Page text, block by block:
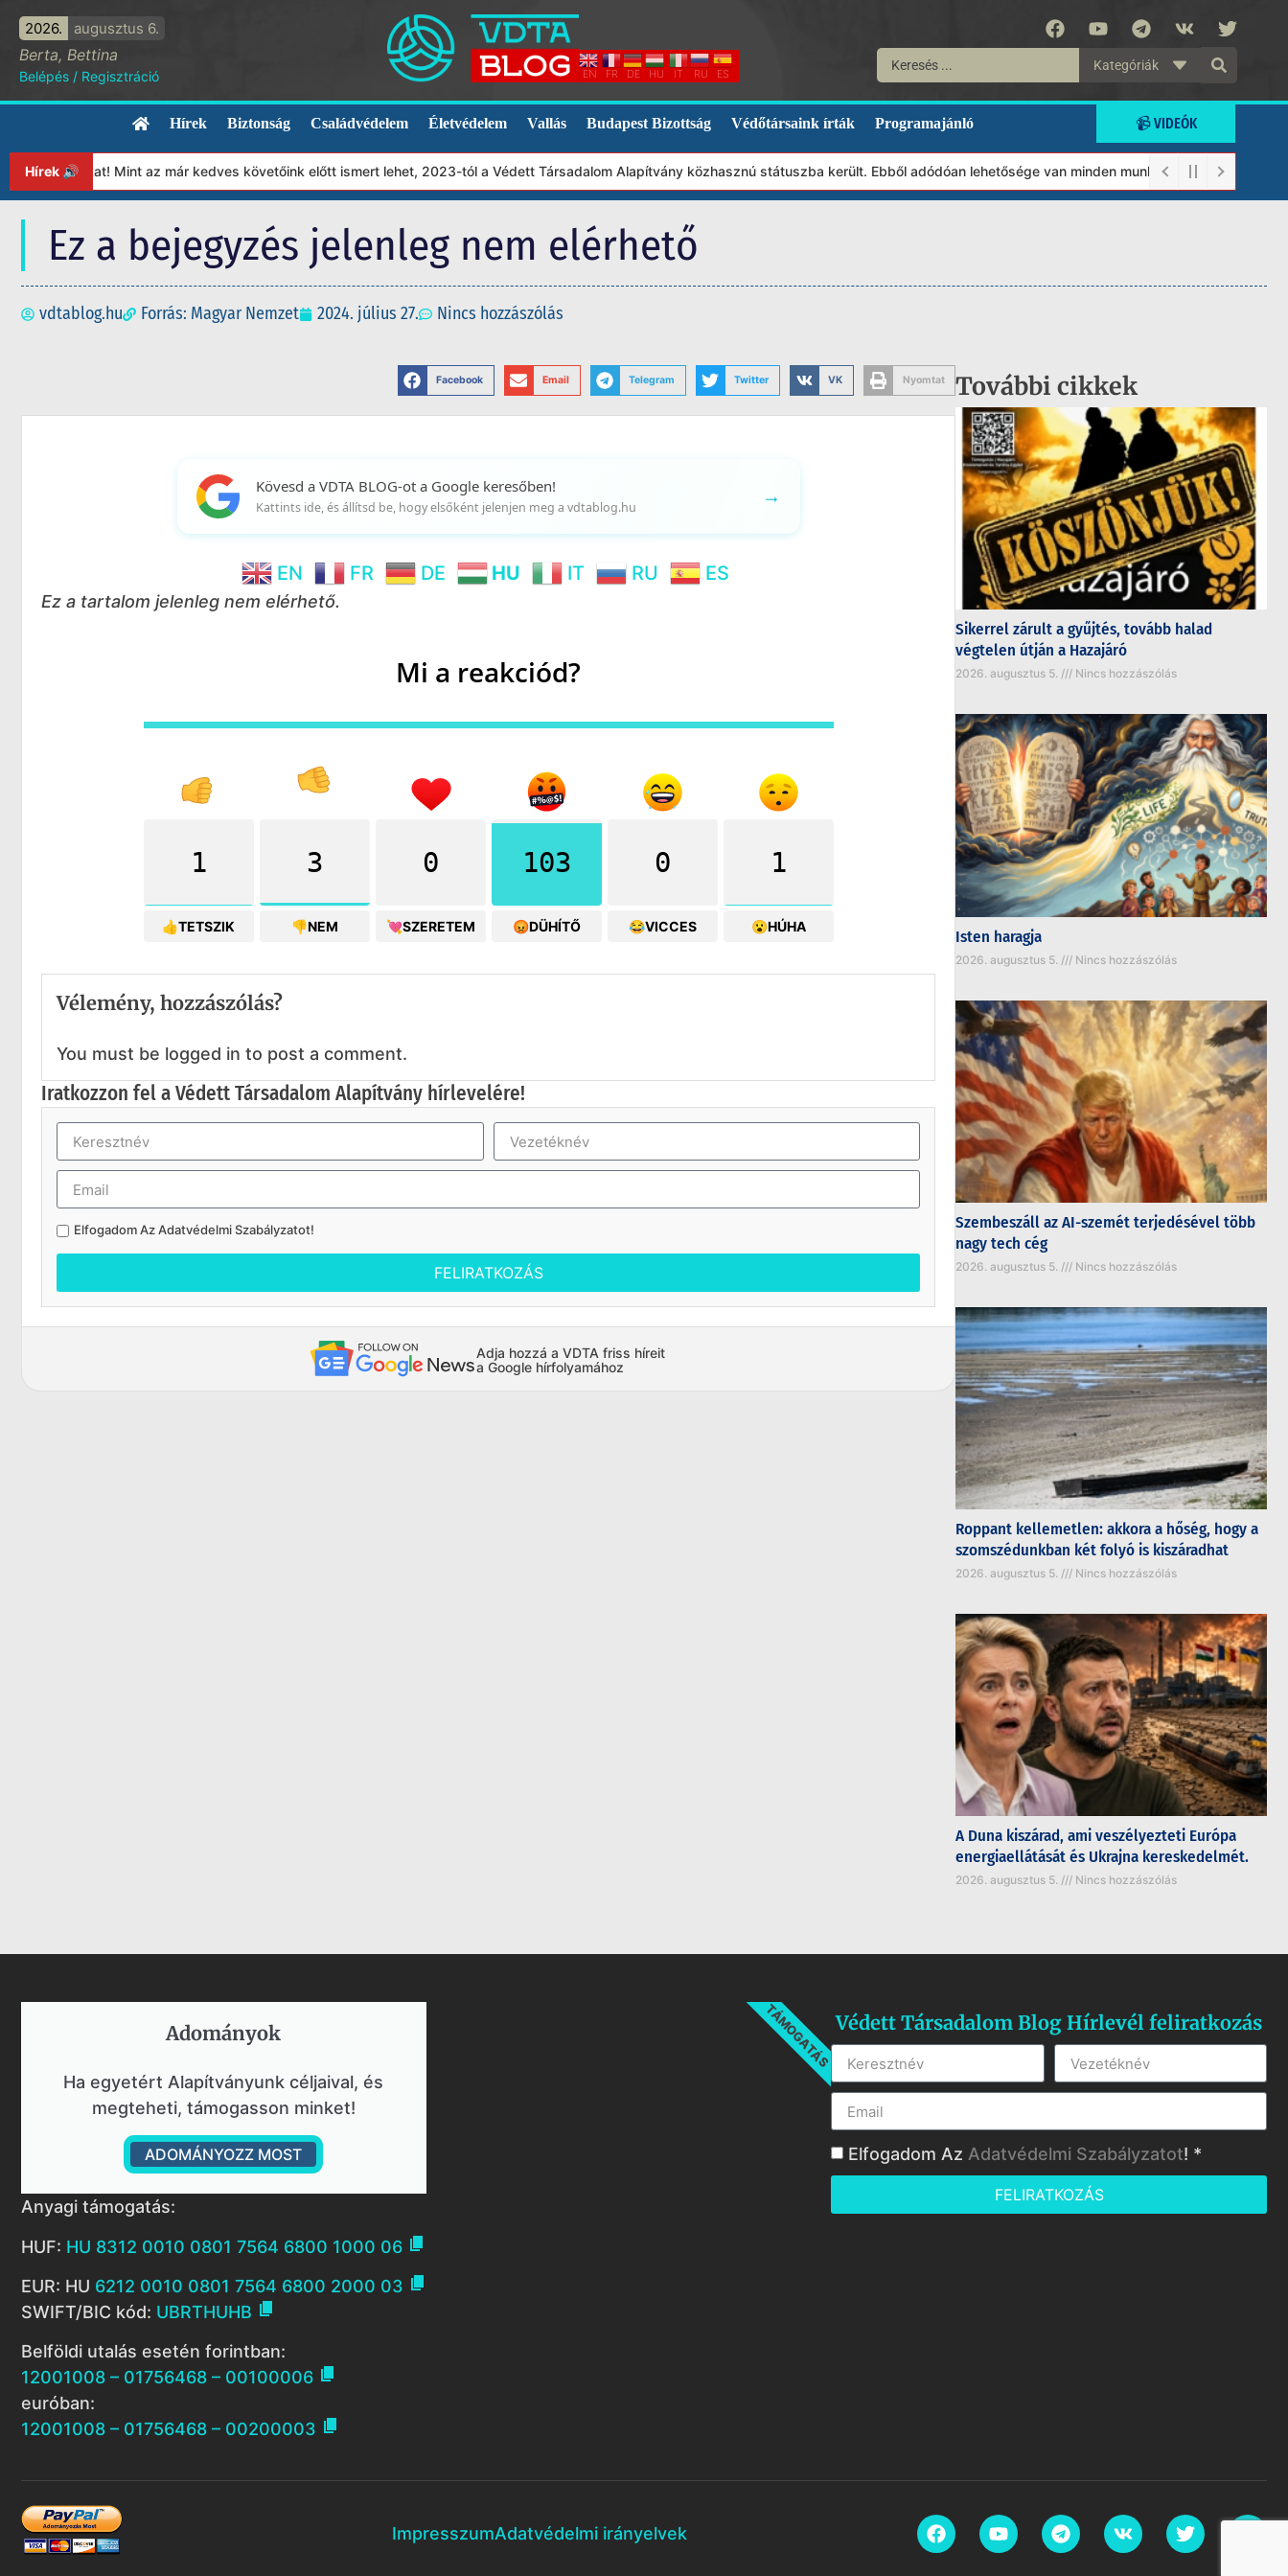
2026. augusztus 6.
Berta, Bettina
Belépés / Regisztráció EN FR DE HU IT RU ES
Kategóriák
Hírek Biztonság Családvédelem Életvédelem Vallás Budapest Bizottság Védőtársaink írták Programajánló 📹 VIDEÓK
Hírek 🔊Mint az már kedves követőink előtt ismert lehet, 2023-tól a Védett Társadalom Alapítvány közhasznú státuszba került. Ebből adódóan lehetősége van minden munkánkat segíteni
Ez a bejegyzés jelenleg nem elérhető
vdtablog.hu Forrás: Magyar Nemzet 2024. július 27. Nincs hozzászólás
Facebook Email Telegram Twitter VK Nyomtat
Kövesd a VDTA BLOG-ot a Google keresőben!
Kattints ide, és állítsd be, hogy elsőként jelenjen meg a vdtablog.hu →
EN FR DE HU IT RU ES
Ez a tartalom jelenleg nem elérhető.
Mi a reakciód?
1
👍TETSZIK
3
👎NEM
0
💘SZERETEM
103
😡DÜHÍTŐ
0
😂VICCES
1
😮HÚHA
Vélemény, hozzászólás?
You must be logged in to post a comment.
Iratkozzon fel a Védett Társadalom Alapítvány hírlevelére!
Elfogadom AzAdatvédelmi Szabályzatot!
FELIRATKOZÁS
Adja hozzá a VDTA friss híreit
a Google hírfolyamához
További cikkek
Sikerrel zárult a gyűjtés, tovább halad
végtelen útján a Hazajáró
2026. augusztus 5. Nincs hozzászólás
Isten haragja
2026. augusztus 5. Nincs hozzászólás
Szembeszáll az AI-szemét terjedésével több
nagy tech cég
2026. augusztus 5. Nincs hozzászólás
Roppant kellemetlen: akkora a hőség, hogy a
szomszédunkban két folyó is kiszáradhat
2026. augusztus 5. Nincs hozzászólás
A Duna kiszárad, ami veszélyezteti Európa
energiaellátását és Ukrajna kereskedelmét.
2026. augusztus 5. Nincs hozzászólás
Adományok​
Ha egyetért Alapítványunk céljaival, és
megteheti, támogasson minket!
ADOMÁNYOZZ MOST
TÁMOGATÁS
Anyagi támogatás:
HUF: HU 8312 0010 0801 7564 6800 1000 06 
EUR: HU 6212 0010 0801 7564 6800 2000 03 
SWIFT/BIC kód: UBRTHUHB 
Belföldi utalás esetén forintban:
12001008 – 01756468 – 00100006 
euróban:
12001008 – 01756468 – 00200003 
Védett Társadalom Blog Hírlevél feliratkozás
Elfogadom Az Adatvédelmi Szabályzatot! *
FELIRATKOZÁS
ImpresszumAdatvédelmi irányelvek